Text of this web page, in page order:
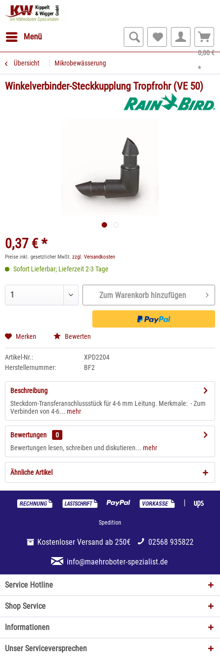
Menü
0,00 €
*
Übersicht Mikrobewässerung
Winkelverbinder-Steckkupplung Tropfrohr (VE 50)
0,37 € *
Preise inkl. gesetzlicher MwSt. zzgl. Versandkosten
Sofort Lieferbar; Lieferzeit 2-3 Tage
Zum Warenkorb hinzufügen
Merken Bewerten
Artikel-Nr.:
XPD2204
Herstellernummer:
BF2
Beschreibung
Steckdorn-Transferanschlussstück für 4-6 mm Leitung. Merkmale: - Zum
Verbinden von 4-6... mehr
Bewertungen
0
Bewertungen lesen, schreiben und diskutieren... mehr
Ähnliche Artikel
|
Spedition
Kostenloser Versand ab 250€ 02568 935822
info@maehroboter-spezialist.de
Service Hotline
Shop Service
Informationen
Unser Serviceversprechen